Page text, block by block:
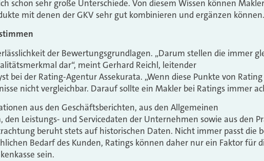
schon sehr große Unterschiede. Von diesem Wissen können
mit denen der GKV sehr gut kombinieren und ergänzen können.
der Bewertungsgrundlagen. „Darum stellen die immer
dar“, meint Gerhard Reichl, leitender
bei der Rating-Agentur Assekurata. „Wenn diese Punkte von
nicht vergleichbar. Darauf sollte ein Makler bei Ratings immer
aus den Geschäftsberichten, aus den Allgemeinen
den Leistungs- und Servicedaten der Unternehmen sowie aus den
beruht stets auf historischen Daten. Nicht immer passt die
Bedarf des Kunden, Ratings können daher nur ein Faktor für
sein.